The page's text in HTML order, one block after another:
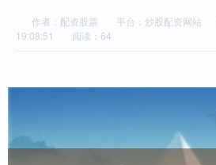
作者：配资股票 平台：炒股配资网站
19:08:51
阅读：64